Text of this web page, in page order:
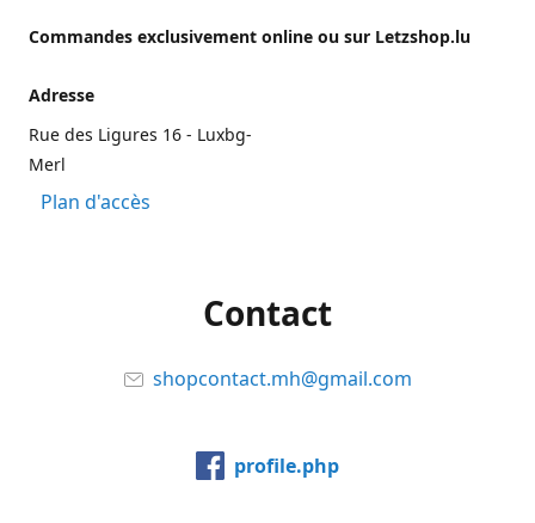
Commandes exclusivement online ou sur Letzshop.lu
Adresse
Rue des Ligures 16 - Luxbg-
Merl
Plan d'accès
Contact
shopcontact.mh@gmail.com
profile.php